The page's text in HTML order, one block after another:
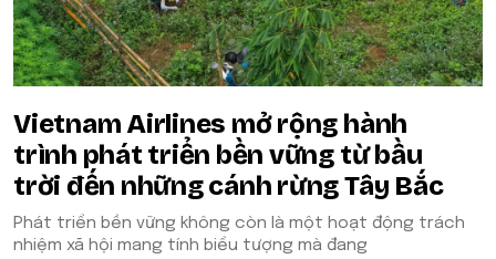
Vietnam Airlines mở rộng hành
trình phát triển bền vững từ bầu
trời đến những cánh rừng Tây Bắc
Phát triển bền vững không còn là một hoạt động trách
nhiệm xã hội mang tính biểu tượng mà đang